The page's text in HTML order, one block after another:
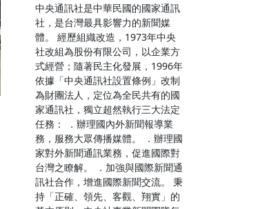
中央通訊社是中華民國的國家通訊
社，是台灣最具影響力的新聞媒
體。 經歷組織改造，1973年中央
社改組為股份有限公司，以企業方
式經營；隨著民主化發展，1996年
依據「中央通訊社設置條例」改制
為財團法人，定位為全民共有的國
家通訊社，獨立超然執行三大法定
任務： ．辦理國內外新聞報導業
務，服務大眾傳播媒體。 ．辦理國
家對外新聞通訊業務，促進國際對
台灣之瞭解。 ．加強與國際新聞通
訊社合作，增進國際新聞交流。 秉
持「正確、領先、客觀、翔實」的